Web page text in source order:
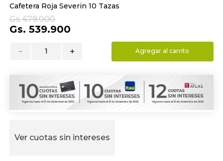
Cafetera Roja Severin 10 Tazas
Gs. 679.000
Gs. 539.900
＋
－ Agregar al carrito
Ver cuotas sin intereses
9.
almohada
10. toalla